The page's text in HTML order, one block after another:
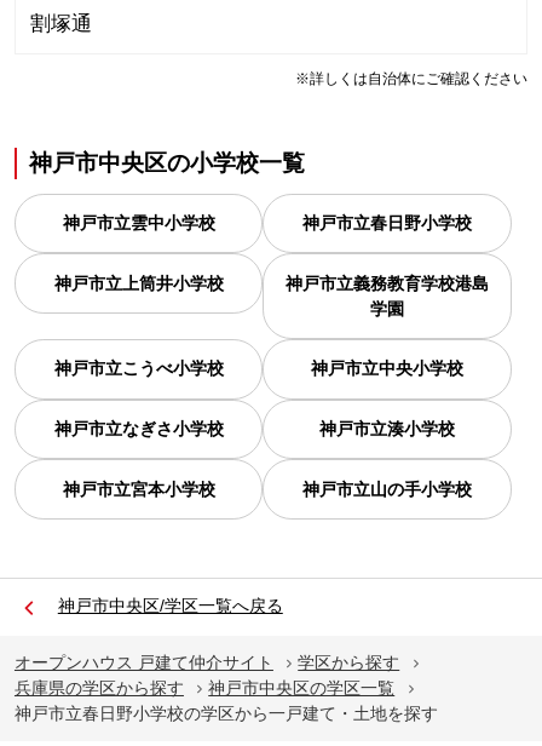
割塚通
※詳しくは自治体にご確認ください
神戸市中央区の小学校一覧
神戸市立雲中小学校 神戸市立春日野小学校
神戸市立上筒井小学校
神戸市立義務教育学校港島
学園
神戸市立こうべ小学校 神戸市立中央小学校
神戸市立なぎさ小学校 神戸市立湊小学校
神戸市立宮本小学校 神戸市立山の手小学校
神戸市中央区/学区一覧へ戻る
オープンハウス 戸建て仲介サイト
学区から探す
兵庫県の学区から探す
神戸市中央区の学区一覧
神戸市立春日野小学校の学区から一戸建て・土地を探す